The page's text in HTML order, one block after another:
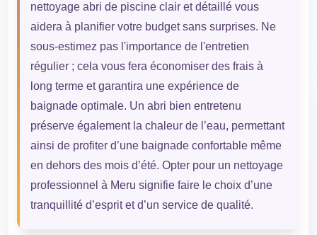
nettoyage abri de piscine clair et détaillé vous
aidera à planifier votre budget sans surprises. Ne
sous-estimez pas l'importance de l'entretien
régulier ; cela vous fera économiser des frais à
long terme et garantira une expérience de
baignade optimale. Un abri bien entretenu
préserve également la chaleur de l’eau, permettant
ainsi de profiter d’une baignade confortable même
en dehors des mois d’été. Opter pour un nettoyage
professionnel à Meru signifie faire le choix d’une
tranquillité d’esprit et d’un service de qualité.